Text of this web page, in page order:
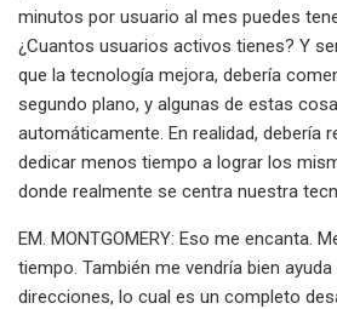
minutos por usuario al mes puedes
¿Cuantos usuarios activos tienes? Y
que la tecnología mejora, debería
segundo plano, y algunas de estas
automáticamente. En realidad, debería
dedicar menos tiempo a lograr los
donde realmente se centra nuestra
EM. MONTGOMERY: Eso me encanta.
tiempo. También me vendría bien
direcciones, lo cual es un completo